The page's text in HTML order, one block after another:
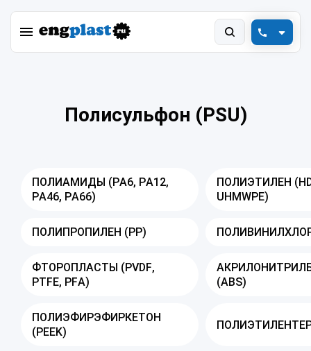
engplast@vink.ru
Полисульфон (PSU)
ПОЛИАМИДЫ (PA6, PA12,
PA46, PA66)
ПОЛИЭТИЛЕН
UHMWPE)
ПОЛИПРОПИЛЕН (PP)
ФТОРОПЛАСТЫ (PVDF,
PTFE, PFA)
(ABS)
ПОЛИЭФИРЭФИРКЕТОН
(PEEK)